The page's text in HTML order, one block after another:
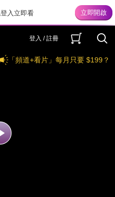
入立即看
登入 / 註冊
「頻道+看片」每月只要 $199？